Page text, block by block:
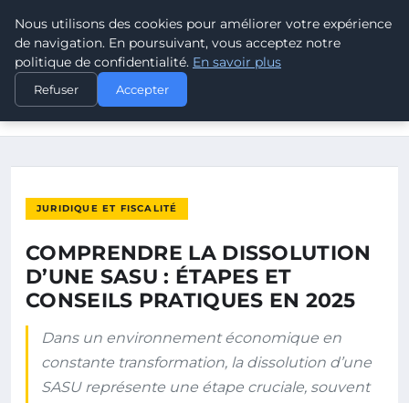
POUVOIR OUVRIER
ACCUEIL
COMPRENDRE LA DISSOLUTION D’UNE SASU : ÉTAPES ET
JURIDIQUE ET FISCALITÉ
COMPRENDRE LA DISSOLUTION
D’UNE SASU : ÉTAPES ET
CONSEILS PRATIQUES EN 2025
Dans un environnement économique en
constante transformation, la dissolution d’une
SASU représente une étape cruciale, souvent
Nous utilisons des cookies pour améliorer votre expérience
de navigation. En poursuivant, vous acceptez notre
politique de confidentialité. En savoir plus
Refuser Accepter